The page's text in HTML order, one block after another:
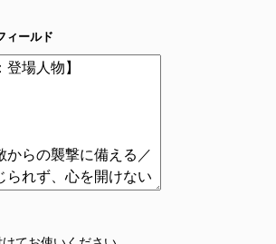
ィールド